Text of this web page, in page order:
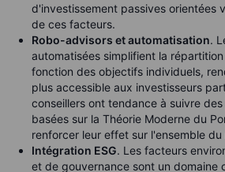
d'investissement passives orientées
de ces facteurs.
Robo-advisors et automatisation.
automatisées simplifient la
fonction des objectifs individuels,
plus accessible aux investisseurs
conseillers ont tendance à suivre
basées sur la Théorie Moderne du
renforcer leur effet sur l'ensemble du
Intégration ESG. Les facteurs
et de gouvernance sont un domaine